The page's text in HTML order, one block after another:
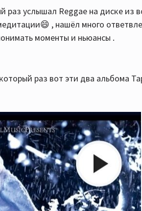
раз услышал Reggae на диске из
, нашёл много
моменты и ньюансы .
раз вот эти два альбома